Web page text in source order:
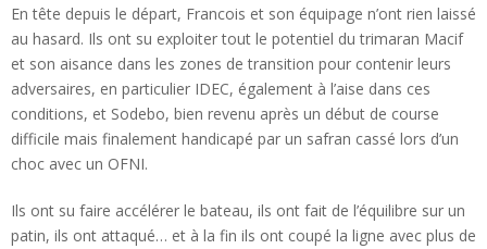
En tête depuis le départ, Francois et son équipage n’ont rien laissé
au hasard. Ils ont su exploiter tout le potentiel du trimaran Macif
et son aisance dans les zones de transition pour contenir leurs
adversaires, en particulier IDEC, également à l’aise dans ces
conditions, et Sodebo, bien revenu après un début de course
difficile mais finalement handicapé par un safran cassé lors d’un
choc avec un OFNI.
Ils ont su faire accélérer le bateau, ils ont fait de l’équilibre sur un
patin, ils ont attaqué… et à la fin ils ont coupé la ligne avec plus de